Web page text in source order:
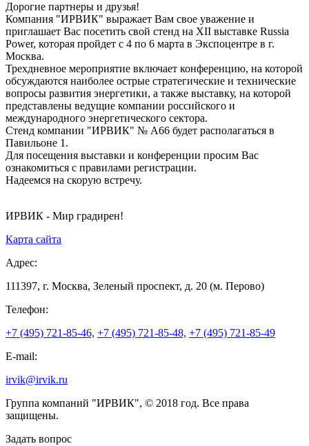
Дорогие партнеры и друзья!
Компания "ИРВИК" выражает Вам свое уважение и
приглашает Вас посетить свой стенд на XII выставке Russia
Power, которая пройдет с 4 по 6 марта в Экспоцентре в г.
Москва.
Трехдневное мероприятие включает конференцию, на которой
обсуждаются наиболее острые стратегические и технические
вопросы развития энергетики, а также выставку, на которой
представлены ведущие компании российского и
международного энергетического сектора.
Стенд компании "ИРВИК" № А66 будет располагаться в
Павильоне 1.
Для посещения выставки и конференции просим Вас
ознакомиться с правилами регистрации.
Надеемся на скорую встречу.
ИРВИК - Мир градирен!
Карта сайта
Адрес:
111397, г. Москва, Зеленый проспект, д. 20 (м. Перово)
Телефон:
+7 (495) 721-85-46, +7 (495) 721-85-48, +7 (495) 721-85-49
E-mail:
irvik@irvik.ru
Группа компаний "ИРВИК", © 2018 год. Все права
защищены.
Задать вопрос